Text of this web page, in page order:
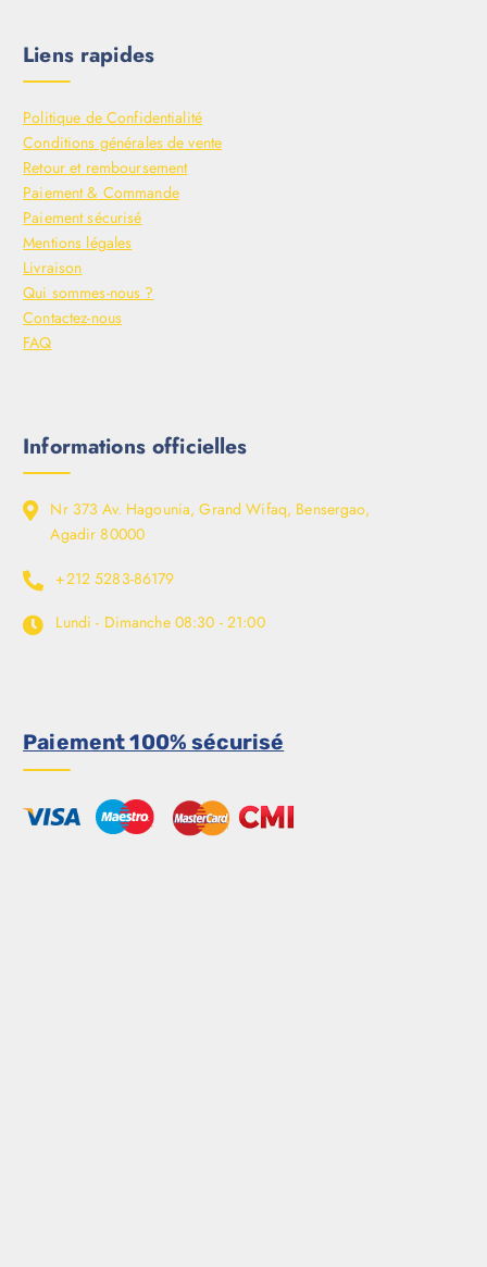
Liens rapides
Politique de Confidentialité
Conditions générales de vente
Retour et remboursement
Paiement & Commande
Paiement sécurisé
Mentions légales
Livraison
Qui sommes-nous ?
Contactez-nous
FAQ
Informations officielles
Nr 373 Av. Hagounia, Grand Wifaq, Bensergao,
Agadir 80000
+212 5283-86179
Lundi - Dimanche 08:30 - 21:00
Paiement 100% sécurisé